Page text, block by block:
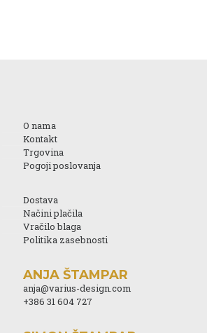
O nama
Kontakt
Trgovina
Pogoji poslovanja
Dostava
Načini plačila
Vračilo blaga
Politika zasebnosti
ANJA ŠTAMPAR
anja@varius-design.com
+386 31 604 727